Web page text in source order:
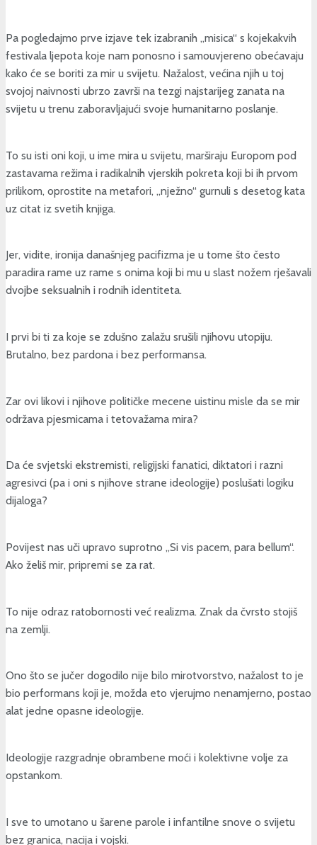
Pa pogledajmo prve izjave tek izabranih „misica“ s kojekakvih
festivala ljepota koje nam ponosno i samouvjereno obećavaju
kako će se boriti za mir u svijetu. Nažalost, većina njih u toj
svojoj naivnosti ubrzo završi na tezgi najstarijeg zanata na
svijetu u trenu zaboravljajući svoje humanitarno poslanje.
To su isti oni koji, u ime mira u svijetu, marširaju Europom pod
zastavama režima i radikalnih vjerskih pokreta koji bi ih prvom
prilikom, oprostite na metafori, „nježno“ gurnuli s desetog kata
uz citat iz svetih knjiga.
Jer, vidite, ironija današnjeg pacifizma je u tome što često
paradira rame uz rame s onima koji bi mu u slast nožem rješavali
dvojbe seksualnih i rodnih identiteta.
I prvi bi ti za koje se zdušno zalažu srušili njihovu utopiju.
Brutalno, bez pardona i bez performansa.
Zar ovi likovi i njihove političke mecene uistinu misle da se mir
održava pjesmicama i tetovažama mira?
Da će svjetski ekstremisti, religijski fanatici, diktatori i razni
agresivci (pa i oni s njihove strane ideologije) poslušati logiku
dijaloga?
Povijest nas uči upravo suprotno „Si vis pacem, para bellum“.
Ako želiš mir, pripremi se za rat.
To nije odraz ratobornosti već realizma. Znak da čvrsto stojiš
na zemlji.
Ono što se jučer dogodilo nije bilo mirotvorstvo, nažalost to je
bio performans koji je, možda eto vjerujmo nenamjerno, postao
alat jedne opasne ideologije.
Ideologije razgradnje obrambene moći i kolektivne volje za
opstankom.
I sve to umotano u šarene parole i infantilne snove o svijetu
bez granica, nacija i vojski.